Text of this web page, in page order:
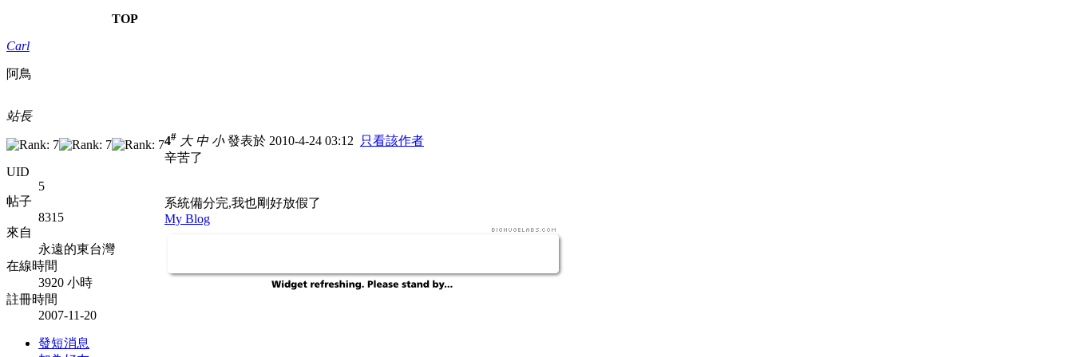
TOP
Carl
阿鳥
站長
UID
5
帖子
8315
來自
永遠的東台灣
在線時間
3920 小時
註冊時間
2007-11-20
發短消息
4# 大 中 小發表於 2010-4-24 03:12
只看該作者
辛苦了
系統備分完,我也剛好放假了
My Blog